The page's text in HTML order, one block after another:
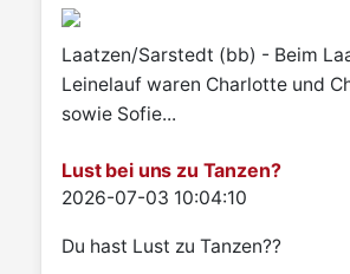
Laatzen/Sarstedt (bb) - Beim
Leinelauf waren Charlotte und
sowie Sofie...
Lust bei uns zu Tanzen?
Details
2026-07-03 10:04:10
Du hast Lust zu Tanzen??